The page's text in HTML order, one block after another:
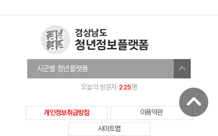
경상남도
청년정보플랫폼
개인정보취급방침 이용약관
사이트맵
창원청년정보플랫폼
진주시청년온라인플랫폼
김해청년다움
시군별 청년플랫폼
오늘의 방문자 225명